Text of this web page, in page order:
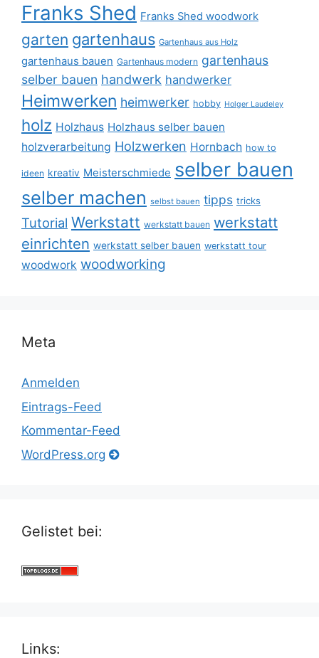
Franks Shed Franks Shed woodwork
garten gartenhaus Gartenhaus aus Holz
gartenhaus bauen Gartenhaus modern gartenhaus
selber bauen handwerk handwerker
Heimwerken heimwerker hobby Holger Laudeley
holz Holzhaus Holzhaus selber bauen
holzverarbeitung Holzwerken Hornbach how to
ideen kreativ Meisterschmiede selber bauen
selber machen selbst bauen tipps tricks
Tutorial Werkstatt werkstatt bauen werkstatt
einrichten werkstatt selber bauen werkstatt tour
woodwork woodworking
Meta
Anmelden
Eintrags-Feed
Kommentar-Feed
WordPress.org
Gelistet bei:
Links: